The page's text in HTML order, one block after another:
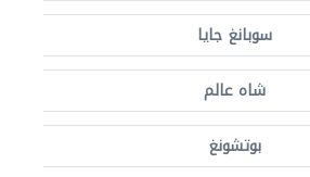
سوبانغ جايا
شاه عالم
بوتشونغ